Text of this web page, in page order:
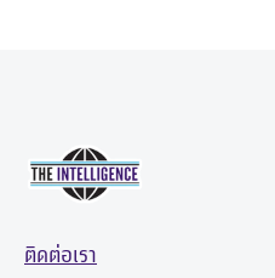
ติดต่อเรา